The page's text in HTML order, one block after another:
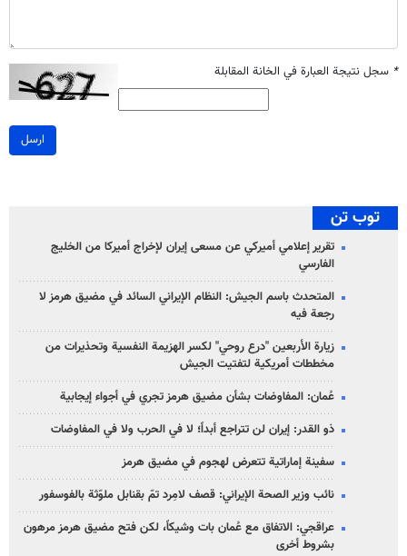
* سجل نتيجة العبارة في الخانة المقابلة
ارسل
توب تن
تقرير إعلامي أميركي عن مسعى إيران لإخراج أميركا من الخليج
الفارسي
المتحدث باسم الجيش: النظام الإيراني السائد في مضيق هرمز لا
رجعة فيه
زيارة الأربعين "درع روحي" لكسر الهزيمة النفسية وتحذيرات من
مخططات أمريكية لتفتيت الجيش
عُمان: المفاوضات بشأن مضيق هرمز تجري في أجواء إيجابية
ذو القدر: إيران لن تتراجع أبداً؛ لا في الحرب ولا في المفاوضات
سفينة إماراتية تتعرض لهجوم في مضيق هرمز
نائب وزير الصحة الإيراني: قصف لامِرد تمّ بقنابل ملوّثة بالفوسفور
عراقجي: الاتفاق مع عُمان بات وشيكاً، لكن فتح مضيق هرمز مرهون
بشروط أخرى